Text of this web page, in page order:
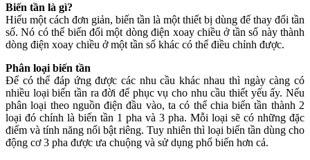
Biến tần là gì?
Hiểu một cách đơn giản, biến tần là một thiết bị dùng để thay đổi tần
số. Nó có thể biến đổi một dòng điện xoay chiều ở tần số này thành
dòng điện xoay chiều ở một tần số khác có thể điều chỉnh được.
Phân loại biến tần
Để có thể đáp ứng được các nhu cầu khác nhau thì ngày càng có
nhiều loại biến tần ra đời để phục vụ cho nhu cầu thiết yếu ấy. Nếu
phân loại theo nguồn điện đầu vào, ta có thể chia biến tần thành 2
loại đó chính là biến tần 1 pha và 3 pha. Mỗi loại sẽ có những đặc
điểm và tính năng nổi bật riêng. Tuy nhiên thì loại biến tần dùng cho
động cơ 3 pha được ưa chuộng và sử dụng phổ biến hơn cả.